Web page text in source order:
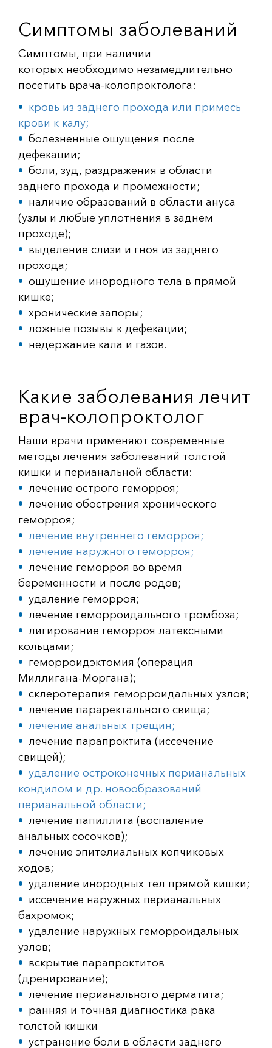
Симптомы заболеваний
Симптомы, при наличии
которых необходимо незамедлительно
посетить врача-колопроктолога:
кровь из заднего прохода или примесь
крови к калу;
болезненные ощущения после
дефекации;
боли, зуд, раздражения в области
заднего прохода и промежности;
наличие образований в области ануса
(узлы и любые уплотнения в заднем
проходе);
выделение слизи и гноя из заднего
прохода;
ощущение инородного тела в прямой
кишке;
хронические запоры;
ложные позывы к дефекации;
недержание кала и газов.
Какие заболевания лечит
врач-колопроктолог
Наши врачи применяют современные
методы лечения заболеваний толстой
кишки и перианальной области:
лечение острого геморроя;
лечение обострения хронического
геморроя;
лечение внутреннего геморроя;
лечение наружного геморроя;
лечение геморроя во время
беременности и после родов;
удаление геморроя;
лечение геморроидального тромбоза;
лигирование геморроя латексными
кольцами;
геморроидэктомия (операция
Миллигана-Моргана);
склеротерапия геморроидальных узлов;
лечение параректального свища;
лечение анальных трещин;
лечение парапроктита (иссечение
свищей);
удаление остроконечных перианальных
кондилом и др. новообразований
перианальной области;
лечение папиллита (воспаление
анальных сосочков);
лечение эпителиальных копчиковых
ходов;
удаление инородных тел прямой кишки;
иссечение наружных перианальных
бахромок;
удаление наружных геморроидальных
узлов;
вскрытие парапроктитов
(дренирование);
лечение перианального дерматита;
ранняя и точная диагностика рака
толстой кишки
устранение боли в области заднего